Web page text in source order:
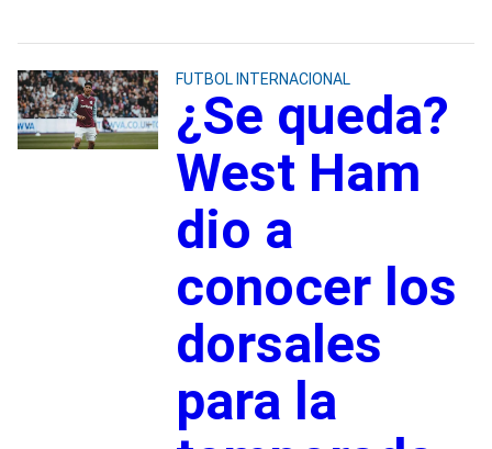
FUTBOL INTERNACIONAL
¿Se queda?
West Ham
dio a
conocer los
dorsales
para la